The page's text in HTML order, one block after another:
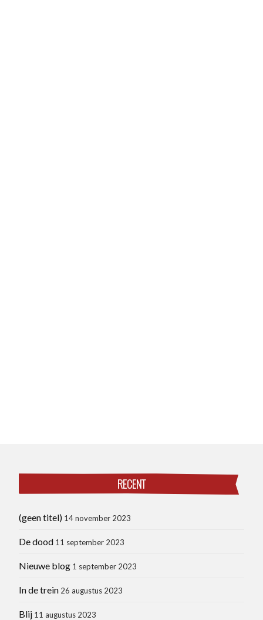
RECENT
(geen titel) 14 november 2023
De dood 11 september 2023
Nieuwe blog 1 september 2023
In de trein 26 augustus 2023
Blij 11 augustus 2023